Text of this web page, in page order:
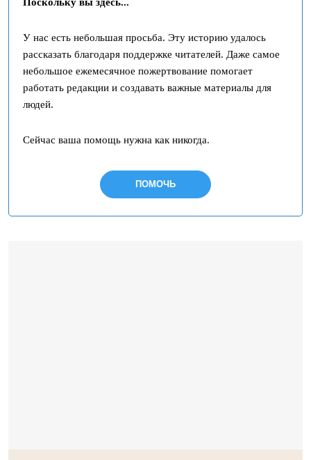
У нас есть небольшая просьба. Эту историю удалось
рассказать благодаря поддержке читателей. Даже самое
небольшое ежемесячное пожертвование помогает
работать редакции и создавать важные материалы для
людей.
Сейчас ваша помощь нужна как никогда.
ПОМОЧЬ